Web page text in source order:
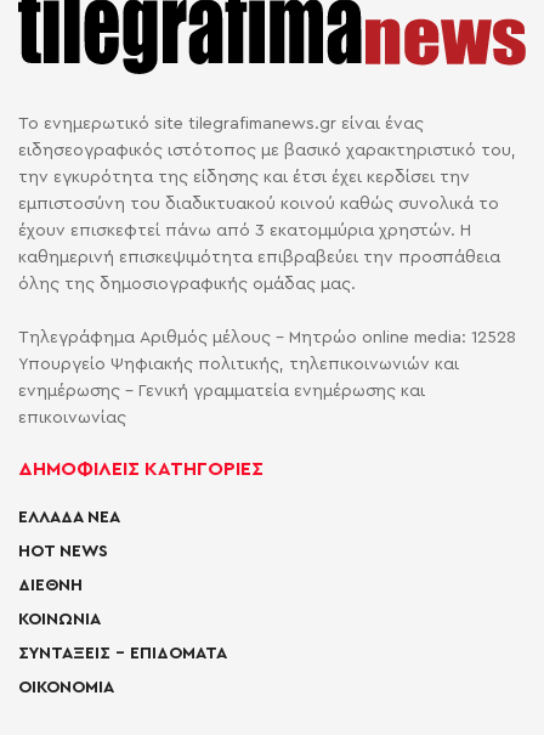
Το ενημερωτικό site tilegrafimanews.gr είναι ένας
ειδησεογραφικός ιστότοπος με βασικό χαρακτηριστικό του,
την εγκυρότητα της είδησης και έτσι έχει κερδίσει την
εμπιστοσύνη του διαδικτυακού κοινού καθώς συνολικά το
έχουν επισκεφτεί πάνω από 3 εκατομμύρια χρηστών. Η
καθημερινή επισκεψιμότητα επιβραβεύει την προσπάθεια
όλης της δημοσιογραφικής ομάδας μας.
Τηλεγράφημα Αριθμός μέλους - Μητρώο online media: 12528
Υπουργείο Ψηφιακής πολιτικής, τηλεπικοινωνιών και
ενημέρωσης - Γενική γραμματεία ενημέρωσης και
επικοινωνίας
ΔΗΜΟΦΙΛΕΙΣ ΚΑΤΗΓΟΡΙΕΣ
ΕΛΛΑΔΑ ΝΕΑ
HOT NEWS
ΔΙΕΘΝΗ
ΚΟΙΝΩΝΙΑ
ΣΥΝΤΑΞΕΙΣ – ΕΠΙΔΟΜΑΤΑ
ΟΙΚΟΝΟΜΙΑ